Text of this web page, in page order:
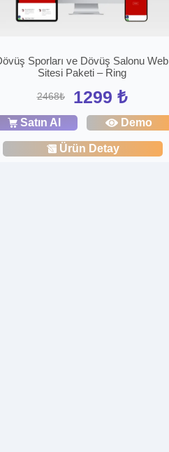
Sporları ve Dövüş Salonu Web
Sitesi Paketi – Ring
2468₺ 1299 ₺
Satın Al Demo
Ürün Detay